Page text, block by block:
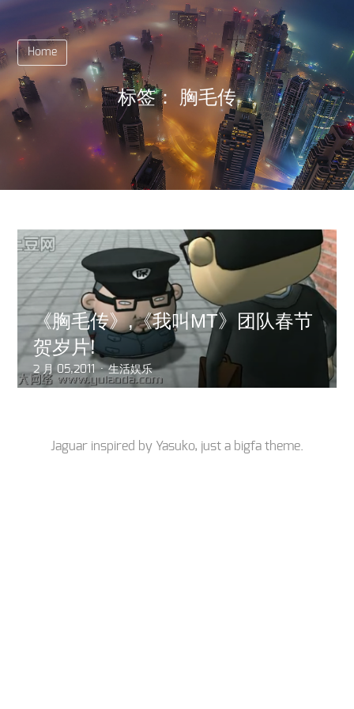
Home
标签： 胸毛传
《胸毛传》,《我叫MT》团队春节
贺岁片!
2 月 05,2011 生活娱乐
Jaguar inspired by Yasuko, just a bigfa theme.